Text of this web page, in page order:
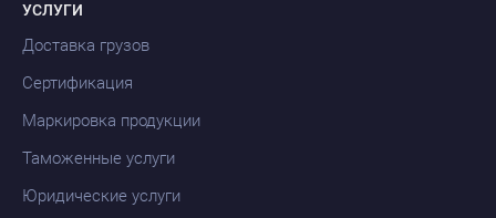
УСЛУГИ
Доставка грузов
Сертификация
Маркировка продукции
Таможенные услуги
Юридические услуги